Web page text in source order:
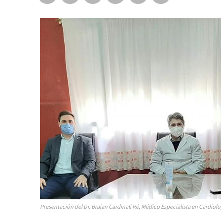
Presentación del Dr. Braian Cardinali Ré, Médico Especialista en